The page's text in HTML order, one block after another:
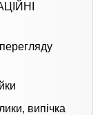
випічка